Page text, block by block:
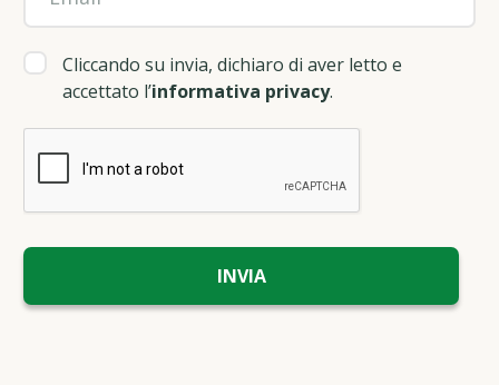
Cliccando su invia, dichiaro di aver letto e
accettato l’informativa privacy.